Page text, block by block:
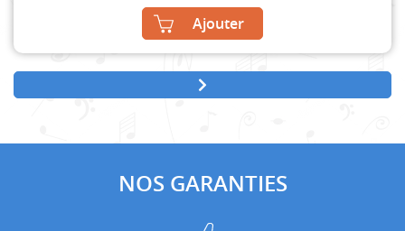
Ajouter
NOS GARANTIES